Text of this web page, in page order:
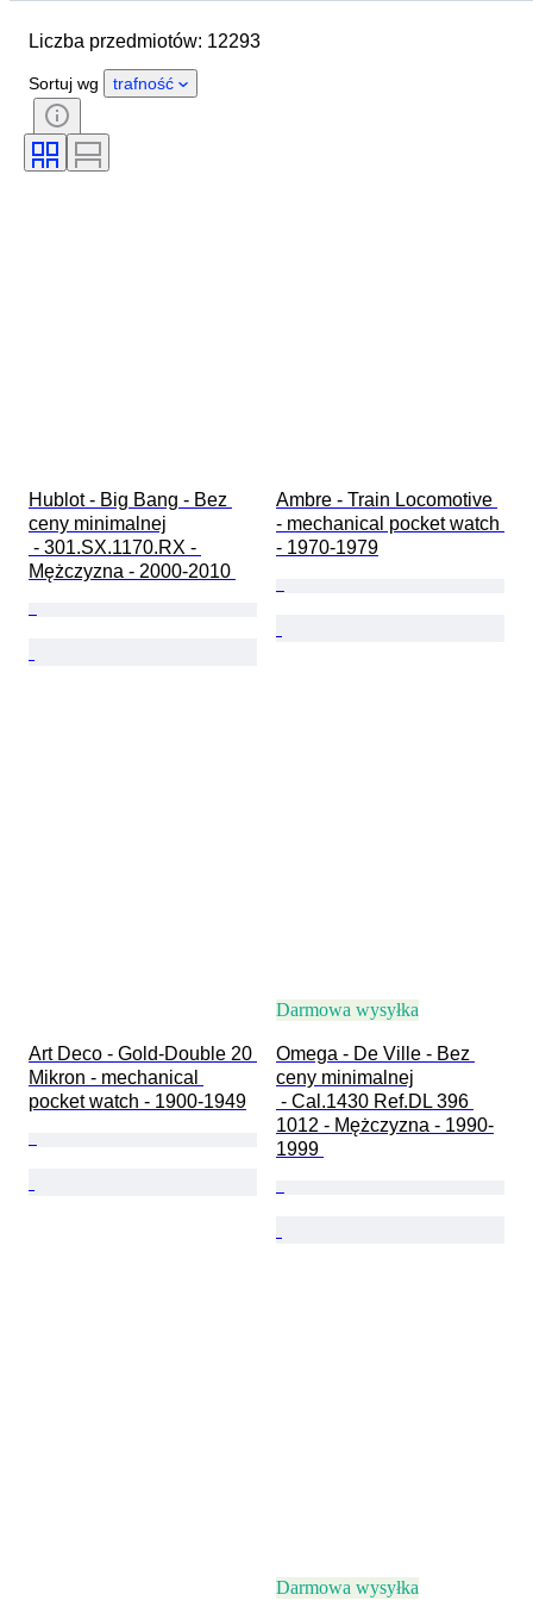
Długość paska zegarka
Kraj pochodzenia
Płeć
Stan
Certyfikacja
Wydanie
Liczba przedmiotów: 12293
Sortuj wg trafność
Hublot - Big Bang - Bez
ceny minimalnej
Mężczyzna - 2000-2010
Ambre - Train Locomotive
- mechanical pocket watch
- 1970-1979
Art Deco - Gold-Double 20
Mikron - mechanical
pocket watch - 1900-1949
Darmowa wysyłka
Omega - De Ville - Bez
ceny minimalnej
1012 - Mężczyzna - 1990-
1999
Darmowa wysyłka